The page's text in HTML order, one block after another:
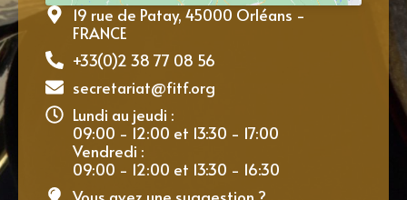
19 rue de Patay, 45000 Orléans -
FRANCE
+33(0)2 38 77 08 56
secretariat@fitf.org
Lundi au jeudi :
09:00 - 12:00 et 13:30 - 17:00
Vendredi :
09:00 - 12:00 et 13:30 - 16:30